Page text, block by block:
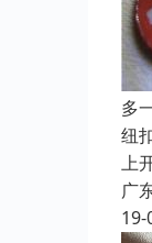
多
纽
上
广
19-